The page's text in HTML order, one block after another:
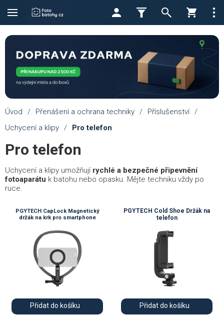
Úvod / Přenášení a ochrana techniky / Příslušenství /
Uchycení a klipy / Pro telefon
Pro telefon
Uchycení a klipy umožňují rychlé a bezpečné připevnění
fotoaparátu k batohu nebo opasku. Mějte techniku vždy po
ruce.
PGYTECH CapLock Magnetický
držák na krk pro smartphone
Přidat do košíku
PGYTECH Cold Shoe Držák na
telefon
Přidat do košíku